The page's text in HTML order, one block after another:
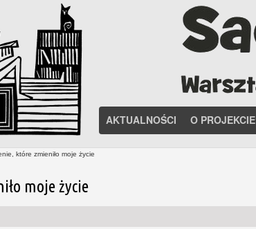
AKTUALNOŚCI O PROJEKCIE
które zmieniło moje życie
moje życie